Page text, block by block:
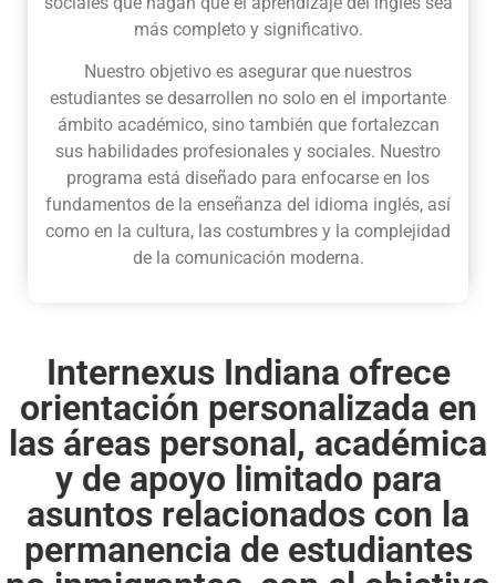
más completo y significativo.
Nuestro objetivo es asegurar que nuestros
estudiantes se desarrollen no solo en el importante
ámbito académico, sino también que fortalezcan
sus habilidades profesionales y sociales. Nuestro
programa está diseñado para enfocarse en los
fundamentos de la enseñanza del idioma inglés, así
como en la cultura, las costumbres y la complejidad
de la comunicación moderna.
Internexus Indiana ofrece
orientación personalizada en
las áreas personal, académica
y de apoyo limitado para
asuntos relacionados con la
permanencia de estudiantes